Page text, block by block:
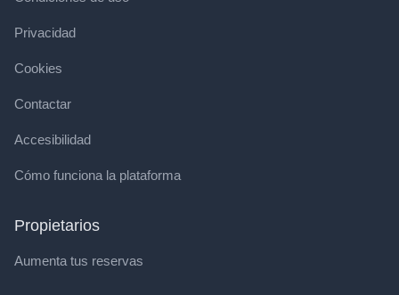
Privacidad
Cookies
Contactar
Accesibilidad
Cómo funciona la plataforma
Propietarios
Aumenta tus reservas